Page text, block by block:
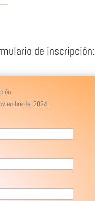
de inscripción:
del 2024.